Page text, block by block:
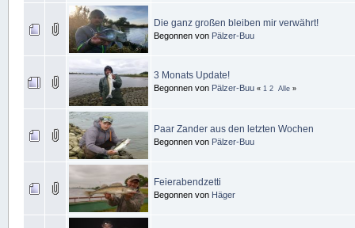
Die ganz großen bleiben mir verwährt!
Begonnen von Pälzer-Buu
3 Monats Update!
Begonnen von Pälzer-Buu « 1 2 Alle»
Paar Zander aus den letzten Wochen
Begonnen von Pälzer-Buu
Feierabendzetti
Begonnen von Häger